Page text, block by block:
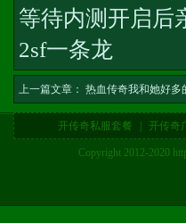
等待内测开启后
2sf一条龙
上一篇文章： 热血传奇我和她好多
开传奇私服套餐 开传奇
Copyright 2012-2020